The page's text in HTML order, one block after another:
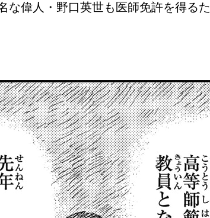
な偉人・野口英世も医師免許を得る